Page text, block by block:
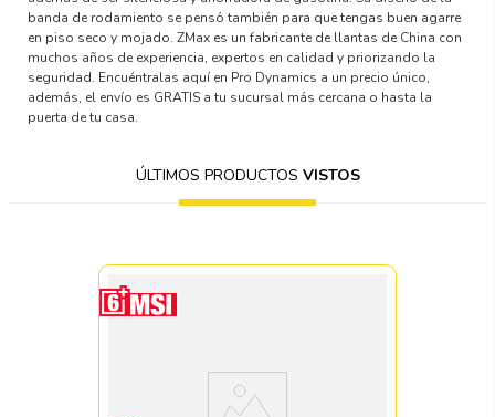
banda de rodamiento se pensó también para que tengas buen agarre
en piso seco y mojado. ZMax es un fabricante de llantas de China con
muchos años de experiencia, expertos en calidad y priorizando la
seguridad. Encuéntralas aquí en Pro Dynamics a un precio único,
además, el envío es GRATIS a tu sucursal más cercana o hasta la
puerta de tu casa.
ÚLTIMOS PRODUCTOS VISTOS